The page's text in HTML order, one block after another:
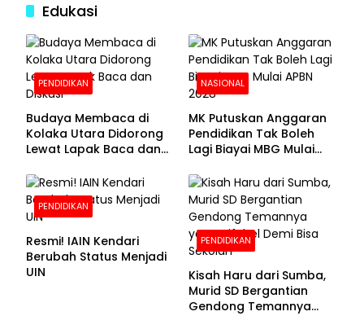
Edukasi
PENDIDIKAN
Budaya Membaca di
Kolaka Utara Didorong
Lewat Lapak Baca dan
NASIONAL
MK Putuskan Anggaran
Pendidikan Tak Boleh
Lagi Biayai MBG Mulai
PENDIDIKAN
Resmi! IAIN Kendari
Berubah Status Menjadi
UIN
PENDIDIKAN
Kisah Haru dari Sumba,
Murid SD Bergantian
Gendong Temannya